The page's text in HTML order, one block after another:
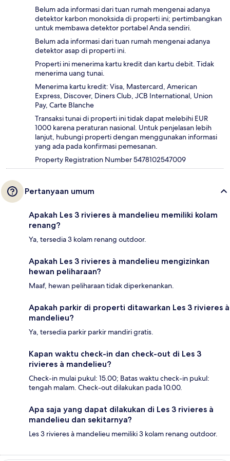
Belum ada informasi dari tuan rumah mengenai adanya
detektor karbon monoksida di properti ini; pertimbangkan
untuk membawa detektor portabel Anda sendiri.
Belum ada informasi dari tuan rumah mengenai adanya
detektor asap di properti ini.
Properti ini menerima kartu kredit dan kartu debit. Tidak
menerima uang tunai.
Menerima kartu kredit: Visa, Mastercard, American
Express, Discover, Diners Club, JCB International, Union
Pay, Carte Blanche
Transaksi tunai di properti ini tidak dapat melebihi EUR
1000 karena peraturan nasional. Untuk penjelasan lebih
lanjut, hubungi properti dengan menggunakan informasi
yang ada pada konfirmasi pemesanan.
Property Registration Number 5478102547009
Pertanyaan umum
Apakah Les 3 rivieres à mandelieu memiliki kolam
renang?
Ya, tersedia 3 kolam renang outdoor.
Apakah Les 3 rivieres à mandelieu mengizinkan
hewan peliharaan?
Maaf, hewan peliharaan tidak diperkenankan.
Apakah parkir di properti ditawarkan Les 3 rivieres à
mandelieu?
Ya, tersedia parkir parkir mandiri gratis.
Kapan waktu check-in dan check-out di Les 3
rivieres à mandelieu?
Check-in mulai pukul: 15.00; Batas waktu check-in pukul:
tengah malam. Check-out dilakukan pada 10.00.
Apa saja yang dapat dilakukan di Les 3 rivieres à
mandelieu dan sekitarnya?
Les 3 rivieres à mandelieu memiliki 3 kolam renang outdoor.